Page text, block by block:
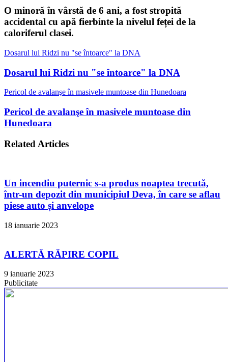
O minoră în vârstă de 6 ani, a fost stropită
accidental cu apă fierbinte la nivelul feței de la
caloriferul clasei.
Dosarul lui Ridzi nu "se întoarce" la DNA
Dosarul lui Ridzi nu "se întoarce" la DNA
Pericol de avalanşe în masivele muntoase din Hunedoara
Pericol de avalanşe în masivele muntoase din
Hunedoara
Related Articles
Un incendiu puternic s-a produs noaptea trecută,
într-un depozit din municipiul Deva, în care se aflau
piese auto și anvelope
18 ianuarie 2023
ALERTĂ RĂPIRE COPIL
9 ianuarie 2023
Publicitate